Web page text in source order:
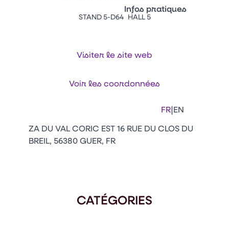
Vitrine Innovations
Emballages
Infos pratiques
Facebook
FR|EN
STAND 5-D64 HALL 5
Visiter le site web
Voir les coordonnées
ZA DU VAL CORIC EST 16 RUE DU CLOS DU
BREIL, 56380 GUER, FR
CATÉGORIES